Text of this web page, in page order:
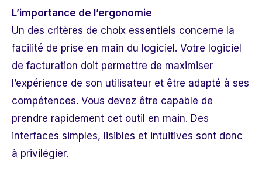
L’importance de l’ergonomie
Un des critères de choix essentiels concerne la
facilité de prise en main du logiciel. Votre logiciel
de facturation doit permettre de maximiser
l’expérience de son utilisateur et être adapté à ses
compétences. Vous devez être capable de
prendre rapidement cet outil en main. Des
interfaces simples, lisibles et intuitives sont donc
à privilégier.